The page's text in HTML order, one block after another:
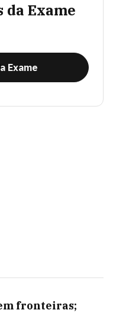
da Exame
Exame
fronteiras;